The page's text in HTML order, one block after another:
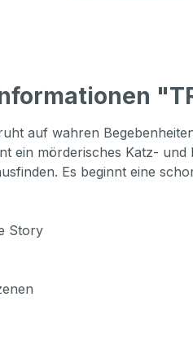
auf wahren
ein mörderisches Katz-
Es beginnt eine
Story